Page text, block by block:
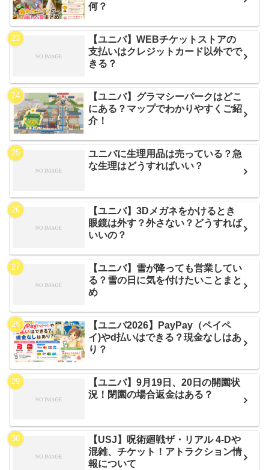
何？
【ユニバ】WEBチケットストアの
支払いはクレジットカード以外でで
きる？
【ユニバ】グラマシーパークはどこ
にある？マップでわかりやすくご紹
介！
ユニバに生理用品は売っている？急
な生理はどうすればいい？
【ユニバ】3Dメガネをかけるとき
眼鏡は外す？外さない？どうすれば
いいの？
【ユニバ】雪が降っても営業してい
る？雪の日に気を付けたいことまと
め
【ユニバ2026】PayPay（ペイペ
イ)やd払いはできる？現金なしはあ
り？
【ユニバ】9月19日、20日の開園状
況！閉園の場合返金はある？
【USJ】呪術廻戦ザ・リアル 4-Dや
混雑、チケット！アトラクション情
報について